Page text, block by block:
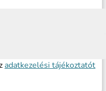
adatkezelési tájékoztatót